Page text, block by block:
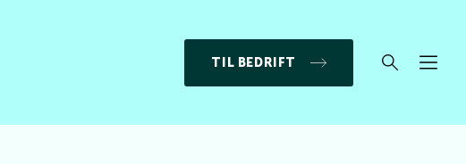
TIL BEDRIFT